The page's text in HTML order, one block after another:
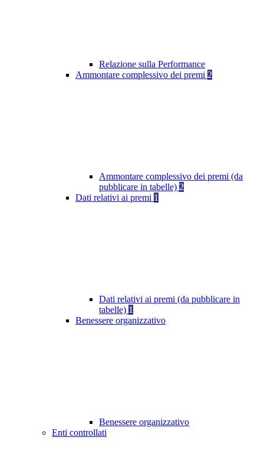
Relazione sulla Performance
Ammontare complessivo dei premi 2
Ammontare complessivo dei premi (da
pubblicare in tabelle) 2
Dati relativi ai premi 1
Dati relativi ai premi (da pubblicare in
tabelle) 1
Benessere organizzativo
Benessere organizzativo
Enti controllati